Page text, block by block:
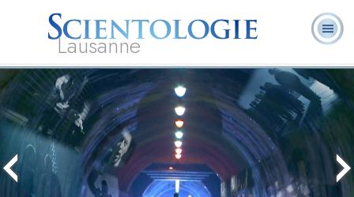
Lausanne
L. Ron Hubbard
Qu’est-ce que la
Scientologie ?
Ministres
Foire aux
questions
Livres